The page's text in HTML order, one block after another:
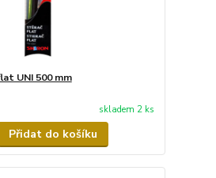
UNI 500 mm
skladem 2 ks
Přidat do košíku